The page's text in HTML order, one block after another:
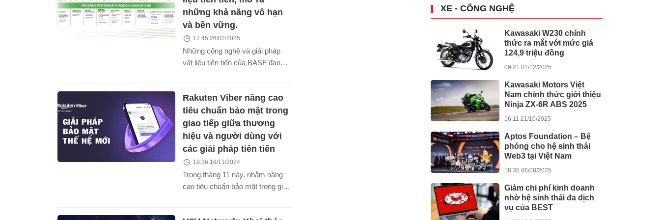
những khả năng vô hạn
và bền vững.
17:45 26/02/2025
Những công nghệ và giải pháp
vật liệu tiên tiến của BASF đang
và nhà sản xuất. Những cải tiến
được sáng tạo dựa trên Hành
trình nhựa (Plastic Journey) từ
Sản xuất - Ứng dụng - Tái chế
đáp ứng những tiêu chuẩn mới về
Rakuten Viber nâng cao
tiêu chuẩn bảo mật trong
giao tiếp giữa thương
hiệu và người dùng với
các giải pháp tiên tiến
19:36 18/11/2024
Trong tháng 11 này, nhằm nâng
cao tiêu chuẩn bảo mật trong giao
XE - CÔNG NGHỆ
Kawasaki W230 chính
thức ra mắt với mức giá
124,9 triệu đồng
09:21 01/12/2025
Kawasaki Motors Việt
Nam chính thức giới thiệu
Ninja ZX-6R ABS 2025
16:11 21/10/2025
Aptos Foundation – Bệ
phóng cho hệ sinh thái
Web3 tại Việt Nam
18:35 06/08/2025
Giảm chi phí kinh doanh
nhờ hệ sinh thái đa dịch
vụ của BEST